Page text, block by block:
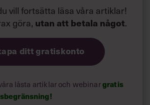
vill fortsätta läsa våra artiklar!
göra, utan att betala något.
ditt gratiskonto
låsta artiklar och webinargratis